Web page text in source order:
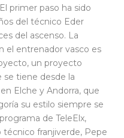
primer paso ha sido
del técnico Eder
del ascenso. La
el entrenador vasco es
un proyecto
se tiene desde la
Elche y Andorra, que
su estilo siempre se
de TeleElx,
técnico franjiverde, Pepe